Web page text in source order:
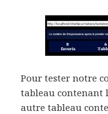
Pour tester notre
tableau contenant
autre tableau